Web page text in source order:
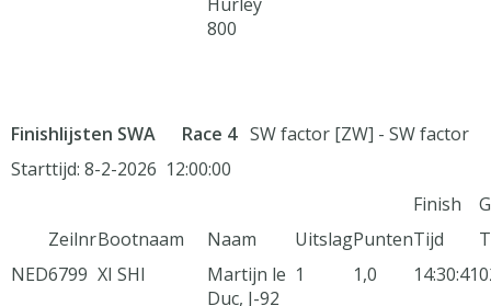
800
Finishlijsten SWA Race 4SW factor [ZW] - SW factor
Starttijd: 8-2-2026 12:00:00
Finish
ZeilnrBootnaam Naam UitslagPuntenTijd
NED6799 XI SHI
Martijn le
Duc, J-92
1 1,0 14:30:41